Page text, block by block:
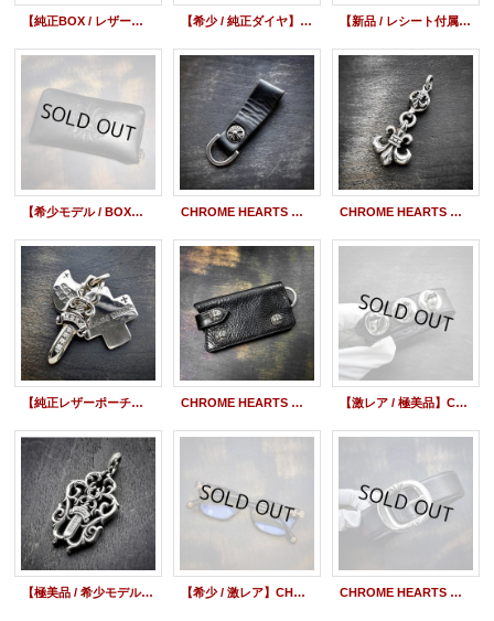
【純正BOX / レザーポーチ】CHROME HEARTS クロムハーツ CHクロス スモール with ベイル ペンダント | 251110 【希少 / 純正ダイヤ】CHROME HEARTS クロムハーツ カットアウトクロス ドッグタグ タイニー ダイヤモンド | 251110 【新品 / レシート付属 / 国内未入荷 / 激レア / 希少】Chrome Hearts King Taco Cemetery Cross Cap Khaki クロムハーツ キングタコ セメタリークロス キャップ カーキ
【希少モデル / BOX付属】CHROME HEARTS クロムハーツ REC F ZIP BSフレア ラウンドジップ レザー ウォレット ブラック | 251110 CHROME HEARTS クロムハーツ ベルトループ クロスボール Dキーリング ブラック | 251110 CHROME HEARTS クロムハーツ 1ボール BSフレアチャーム | 250819
【純正レザーポーチ付】CHROME HEARTS クロムハーツ スリートリンケッツ ペンダント ダイヤモンド | 250829 CHROME HEARTS クロムハーツ レザーキーケース 黒 ヘビーレザー クロスボタン | W3-250819 【激レア / 極美品】CHROME HEARTS クロムハーツ ローリングストーンズ リップ＆タン 3ボタン 2スナップ 黒 レザーブレスレット | 250804
【極美品 / 希少モデル】CHROME HEARTS クロムハーツ ヴァインダガー ペンダント | 250728 【希少 / 激レア】CHROME HEARTS クロムハーツ アイウェア COX-UCKER ゴールド/ブラック ダイヤモンド 眼鏡 サングラス | 250606 CHROME HEARTS クロムハーツ BLT GUNSLINGER 1.5 ガンスリンガー レザーベルト 32インチ